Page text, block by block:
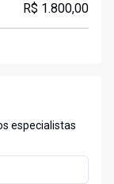
R$ 1.800,00
especialistas